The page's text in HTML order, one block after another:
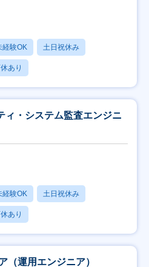
経験OK 土日祝休み
あり
ィ・システム監査エンジニ
経験OK 土日祝休み
あり
（運用エンジニア）